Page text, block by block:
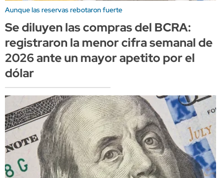
Aunque las reservas rebotaron fuerte
Se diluyen las compras del BCRA:
registraron la menor cifra semanal de
2026 ante un mayor apetito por el
dólar